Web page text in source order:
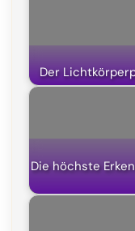
o
k
Der
Die höchste